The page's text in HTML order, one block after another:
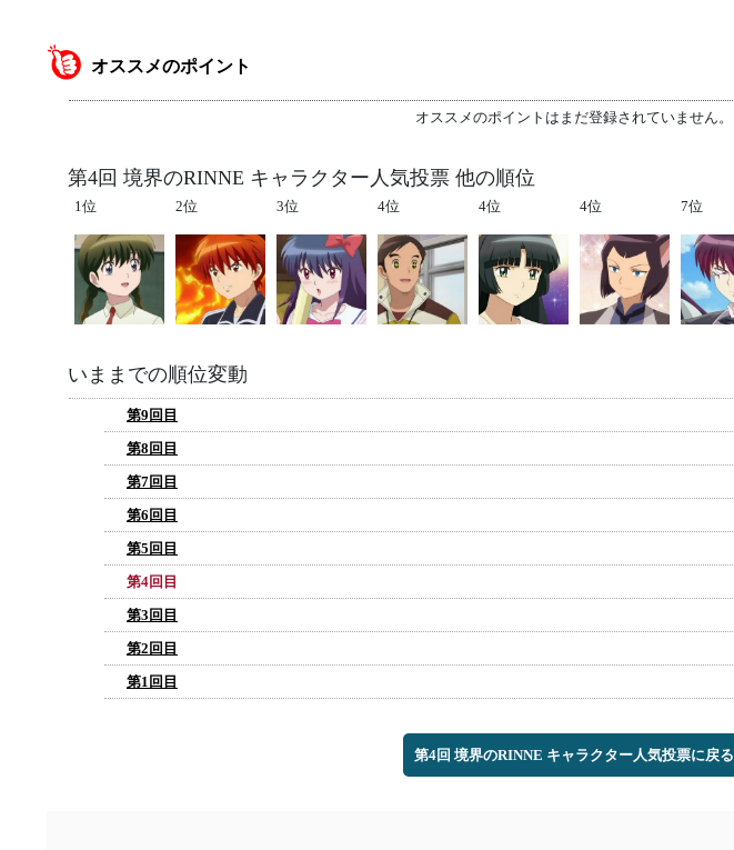
オススメのポイント
オススメのポイントはまだ登録されていません。
第4回 境界のRINNE キャラクター人気投票 他の順位
1位 2位 3位 4位 4位 4位 7位
いままでの順位変動
第9回目
第8回目
第7回目
第6回目
第5回目
第4回目
第3回目
第2回目
第1回目
第4回 境界のRINNE キャラクター人気投票に戻る